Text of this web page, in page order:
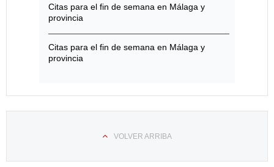
Citas para el fin de semana en Málaga y
provincia
Citas para el fin de semana en Málaga y
provincia
VOLVER ARRIBA